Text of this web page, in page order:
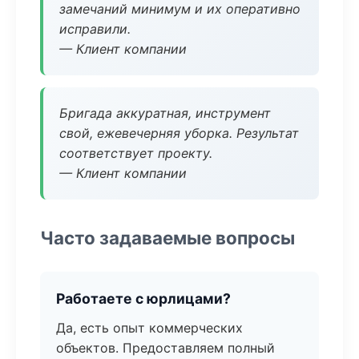
замечаний минимум и их оперативно
исправили.
— Клиент компании
Бригада аккуратная, инструмент
свой, ежевечерняя уборка. Результат
соответствует проекту.
— Клиент компании
Часто задаваемые вопросы
Работаете с юрлицами?
Да, есть опыт коммерческих
объектов. Предоставляем полный